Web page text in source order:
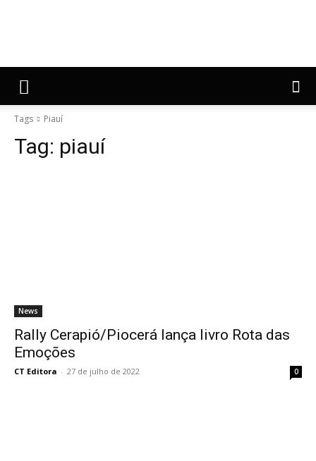
Tags Piauí
Tag: piauí
News
Rally Cerapió/Piocerá lança livro Rota das
Emoções
CT Editora - 27 de julho de 2022 0